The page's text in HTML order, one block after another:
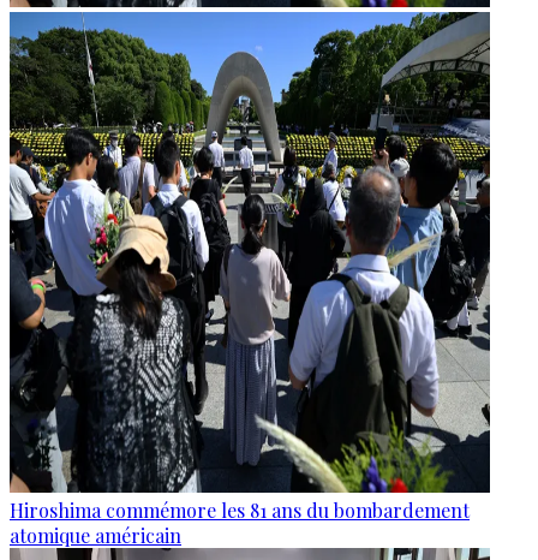
Hiroshima commémore les 81 ans du bombardement
atomique américain